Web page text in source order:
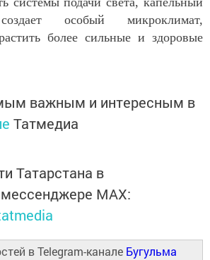
особый микроклимат,
более сильные и здоровые
важным и интересным в
Татмедиа
Татарстана в
MАХ:
в Telegram-канале Бугульма